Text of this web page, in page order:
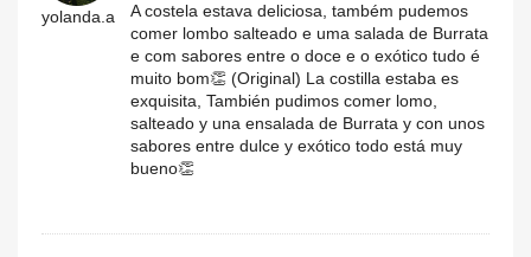
yolanda.a
A costela estava deliciosa, também pudemos
comer lombo salteado e uma salada de Burrata
e com sabores entre o doce e o exótico tudo é
muito bom👏 (Original) La costilla estaba es
exquisita, También pudimos comer lomo,
salteado y una ensalada de Burrata y con unos
sabores entre dulce y exótico todo está muy
bueno👏